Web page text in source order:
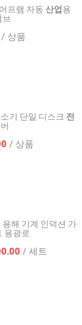
프램 자동 산업 용
브
/ 상품
기 단일 디스크 전
/ 상품
용해 기계 인덕션 가
용광로
/ 세트